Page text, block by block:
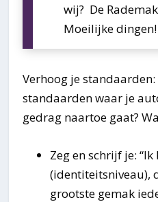
wij? De
Moeilijke dingen!
Verhoog je
standaarden waar je
gedrag naartoe gaat?
Zeg en schrijf je:
(identiteitsniveau),
grootste gemak